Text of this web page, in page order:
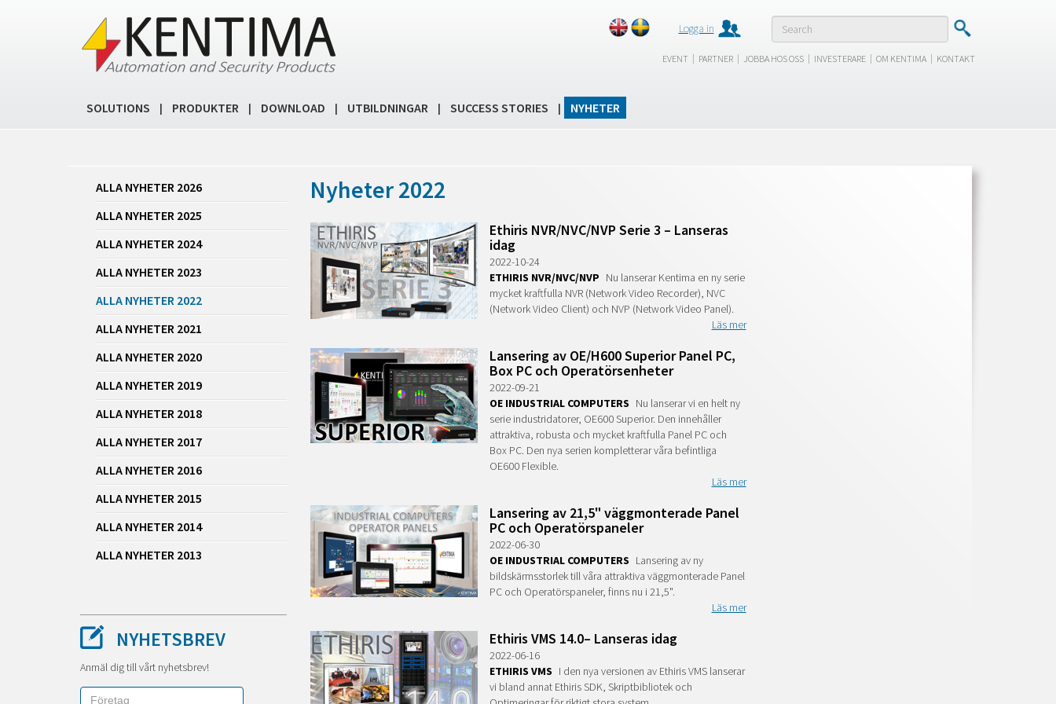
Logga in
EVENT | PARTNER | JOBBA HOS OSS | INVESTERARE | OM KENTIMA | KONTAKT
SOLUTIONS | PRODUKTER | DOWNLOAD | UTBILDNINGAR | SUCCESS STORIES | NYHETER
ALLA NYHETER 2026
ALLA NYHETER 2025
ALLA NYHETER 2024
ALLA NYHETER 2023
ALLA NYHETER 2022
ALLA NYHETER 2021
ALLA NYHETER 2020
ALLA NYHETER 2019
ALLA NYHETER 2018
ALLA NYHETER 2017
ALLA NYHETER 2016
ALLA NYHETER 2015
ALLA NYHETER 2014
ALLA NYHETER 2013
NYHETSBREV
Anmäl dig till vårt nyhetsbrev!
Nyheter 2022
Ethiris NVR/NVC/NVP Serie 3 – Lanseras
idag
2022-10-24
ETHIRIS NVR/NVC/NVP Nu lanserar Kentima en ny serie
mycket kraftfulla NVR (Network Video Recorder), NVC
(Network Video Client) och NVP (Network Video Panel).
Läs mer
Lansering av OE/H600 Superior Panel PC,
Box PC och Operatörsenheter
2022-09-21
OE INDUSTRIAL COMPUTERS Nu lanserar vi en helt ny
serie industridatorer, OE600 Superior. Den innehåller
attraktiva, robusta och mycket kraftfulla Panel PC och
Box PC. Den nya serien kompletterar våra befintliga
OE600 Flexible.
Läs mer
Lansering av 21,5" väggmonterade Panel
PC och Operatörspaneler
2022-06-30
OE INDUSTRIAL COMPUTERS Lansering av ny
bildskärmsstorlek till våra attraktiva väggmonterade Panel
PC och Operatörspaneler, finns nu i 21,5".
Läs mer
Ethiris VMS 14.0– Lanseras idag
2022-06-16
ETHIRIS VMS I den nya versionen av Ethiris VMS lanserar
vi bland annat Ethiris SDK, Skriptbibliotek och